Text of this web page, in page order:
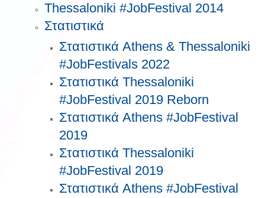
Thessaloniki #JobFestival 2014
Στατιστικά
Στατιστικά Athens & Thessaloniki
#JobFestivals 2022
Στατιστικά Thessaloniki
#JobFestival 2019 Reborn
Στατιστικά Athens #JobFestival
2019
Στατιστικά Thessaloniki
#JobFestival 2019
Στατιστικά Athens #JobFestival